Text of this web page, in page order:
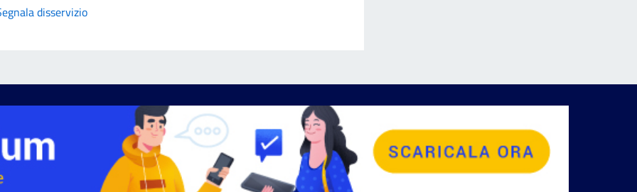
disservizio